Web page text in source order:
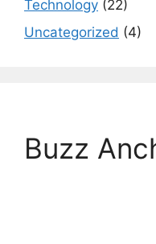
Technology (22)
Uncategorized (4)
Buzz